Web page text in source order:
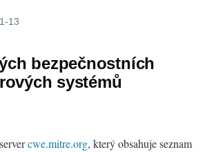
13
bezpečnostních
systémů
cwe.mitre.org, který obsahuje seznam